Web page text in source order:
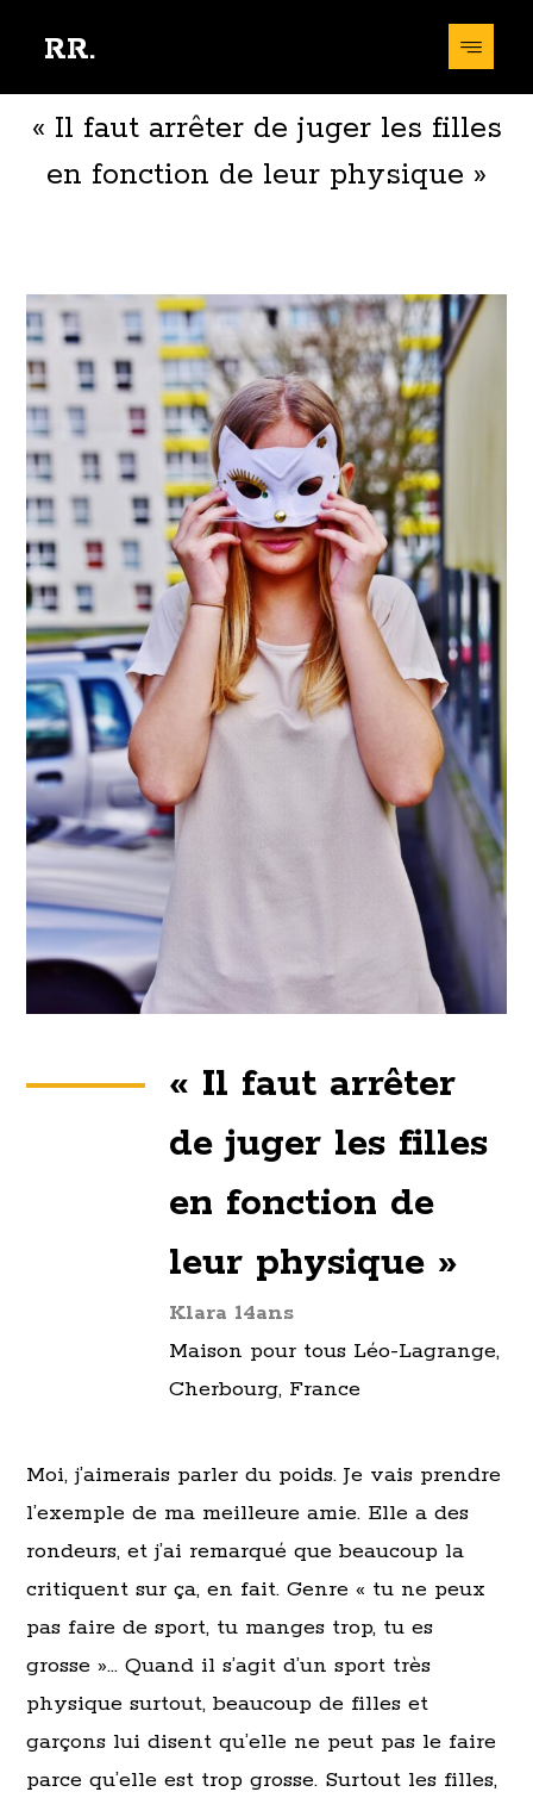
RR.
« Il faut arrêter de juger les filles
en fonction de leur physique »
« Il faut arrêter
de juger les filles
en fonction de
leur physique »
Klara 14ans
Maison pour tous Léo-Lagrange,
Cherbourg, France
Moi, j’aimerais parler du poids. Je vais prendre
l’exemple de ma meilleure amie. Elle a des
rondeurs, et j’ai remarqué que beaucoup la
critiquent sur ça, en fait. Genre « tu ne peux
pas faire de sport, tu manges trop, tu es
grosse »… Quand il s’agit d’un sport très
physique surtout, beaucoup de filles et
garçons lui disent qu’elle ne peut pas le faire
parce qu’elle est trop grosse. Surtout les filles,